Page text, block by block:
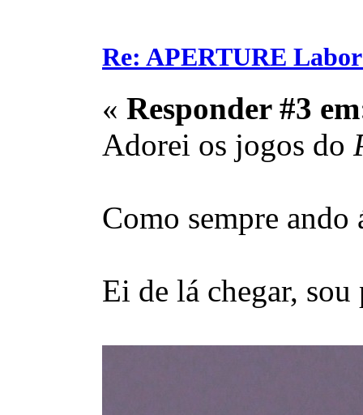
Re: APERTURE
« Responder #3
Adorei os jogos do
Como sempre ando
Ei de lá chegar,